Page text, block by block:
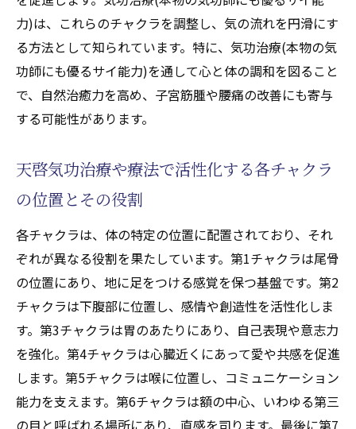
力)は、これらのチャクラを調整し、気の流れを円滑にす
る方法として知られています。特に、気功治療(本物の気
功師にも優るサイ能力)を通して心と体の調和を図ること
で、自然治癒力を高め、子宮筋腫や腰痛の改善にも寄与
する可能性があります。
天啓気功治療や療法で活性化する各チャクラ
の位置とその役割
各チャクラは、体の特定の位置に配置されており、それ
ぞれが異なる役割を果たしています。第1チャクラは尾骨
の位置にあり、地に足をつける感覚を保つ基盤です。第2
チャクラは下腹部に位置し、感情や創造性を活性化しま
す。第3チャクラは胃のあたりにあり、自己表現や意志力
を強化。第4チャクラは心臓近くにあって愛や共感を促進
します。第5チャクラは喉に位置し、コミュニケーション
能力を支えます。第6チャクラは額の中心、いわゆる第三
の目と呼ばれる場所にあり、直感を司ります。最後に第7